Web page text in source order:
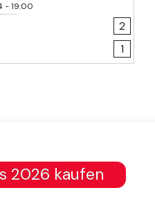
-19:00
2
1
2026 kaufen